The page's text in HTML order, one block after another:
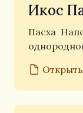
Икос
Пасха